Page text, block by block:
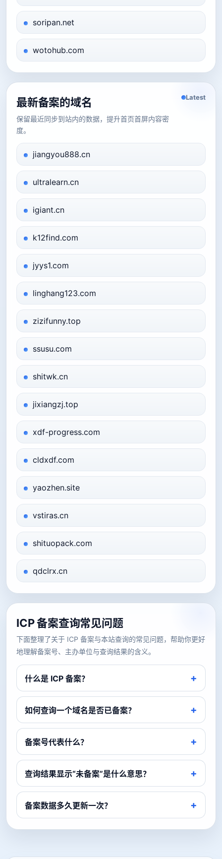
soripan.net
wotohub.com
最新备案的域名
保留最近同步到站内的数据，提升首页首屏内容密
度。
Latest
jiangyou888.cn
ultralearn.cn
igiant.cn
k12find.com
jyys1.com
linghang123.com
zizifunny.top
ssusu.com
shitwk.cn
jixiangzj.top
xdf-progress.com
cldxdf.com
yaozhen.site
vstiras.cn
shituopack.com
qdclrx.cn
ICP 备案查询常见问题
下面整理了关于 ICP 备案与本站查询的常见问题，帮助你更好
地理解备案号、主办单位与查询结果的含义。
什么是 ICP 备案？
如何查询一个域名是否已备案？
备案号代表什么？
查询结果显示“未备案”是什么意思？
备案数据多久更新一次？